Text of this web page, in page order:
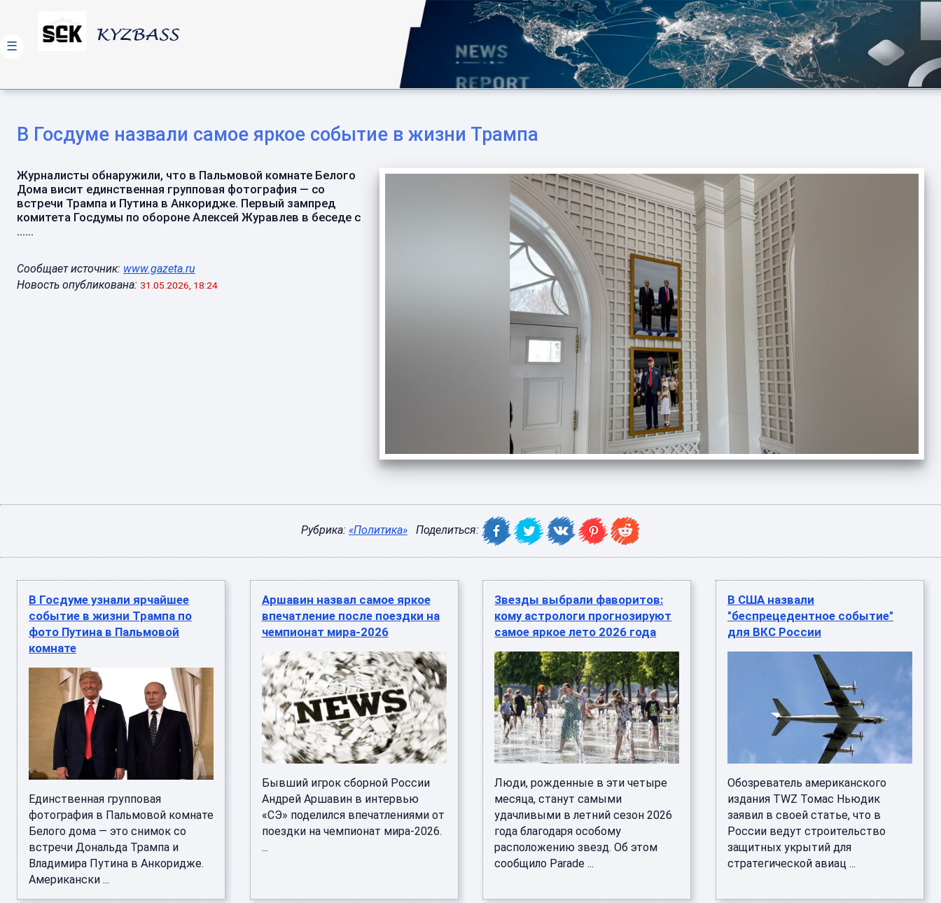
В Госдуме назвали самое яркое событие в жизни Трампа
Журналисты обнаружили, что в Пальмовой комнате Белого
Дома висит единственная групповая фотография — со
встречи Трампа и Путина в Анкоридже. Первый зампред
комитета Госдумы по обороне Алексей Журавлев в беседе с
......
Сообщает источник: www.gazeta.ru
Новость опубликована: 31.05.2026, 18:24
Рубрика: «Политика» Поделиться:
В Госдуме узнали ярчайшее
событие в жизни Трампа по
фото Путина в Пальмовой
комнате
Единственная групповая
фотография в Пальмовой комнате
Белого дома — это снимок со
встречи Дональда Трампа и
Владимира Путина в Анкоридже.
Американски ...
Аршавин назвал самое яркое
впечатление после поездки на
чемпионат мира-2026
Бывший игрок сборной России
Андрей Аршавин в интервью
«СЭ» поделился впечатлениями от
поездки на чемпионат мира-2026.
...
Звезды выбрали фаворитов:
кому астрологи прогнозируют
самое яркое лето 2026 года
Люди, рожденные в эти четыре
месяца, станут самыми
удачливыми в летний сезон 2026
года благодаря особому
расположению звезд. Об этом
сообщило Parade ...
В США назвали
"беспрецедентное событие"
для ВКС России
Обозреватель американского
издания TWZ Томас Ньюдик
заявил в своей статье, что в
России ведут строительство
защитных укрытий для
стратегической авиац ...
☰